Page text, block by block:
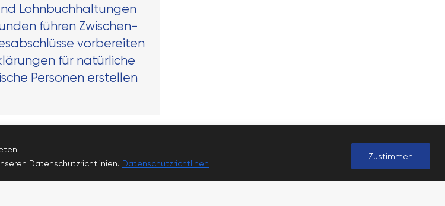
Datenschutzrichtlinien. Datenschutzrichtlinen
Zustimmen
Lohnbuchhaltungen
führen Zwischen-
vorbereiten
für natürliche
Personen erstellen